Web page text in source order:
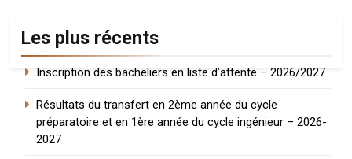
Les plus récents
Inscription des bacheliers en liste d’attente – 2026/2027
Résultats du transfert en 2ème année du cycle
préparatoire et en 1ère année du cycle ingénieur – 2026-
2027